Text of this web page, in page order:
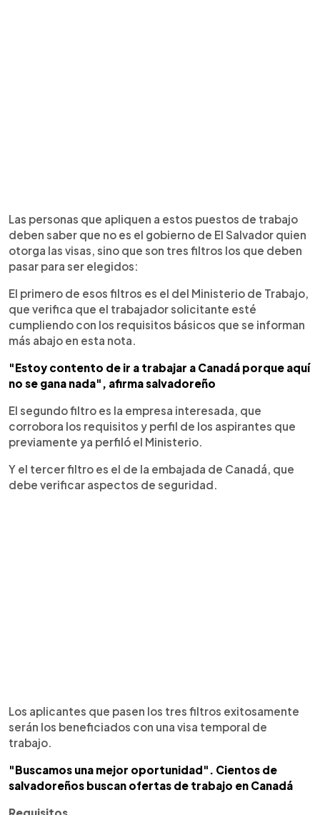
Las personas que apliquen a estos puestos de trabajo
deben saber que no es el gobierno de El Salvador quien
otorga las visas, sino que son tres filtros los que deben
pasar para ser elegidos:
El primero de esos filtros es el del Ministerio de Trabajo,
que verifica que el trabajador solicitante esté
cumpliendo con los requisitos básicos que se informan
más abajo en esta nota.
"Estoy contento de ir a trabajar a Canadá porque aquí
no se gana nada", afirma salvadoreño
El segundo filtro es la empresa interesada, que
corrobora los requisitos y perfil de los aspirantes que
previamente ya perfiló el Ministerio.
Y el tercer filtro es el de la embajada de Canadá, que
debe verificar aspectos de seguridad.
Los aplicantes que pasen los tres filtros exitosamente
serán los beneficiados con una visa temporal de
trabajo.
"Buscamos una mejor oportunidad". Cientos de
salvadoreños buscan ofertas de trabajo en Canadá